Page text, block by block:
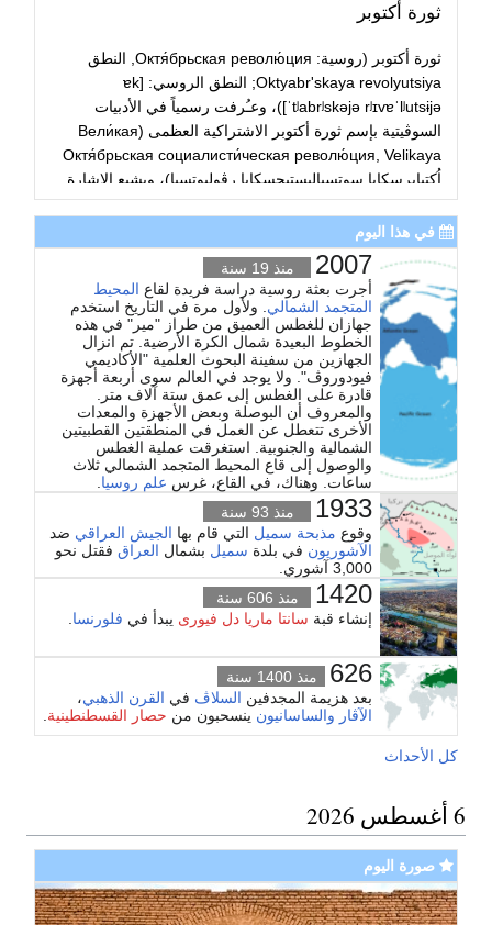
ثورة أكتوبر
ثورة أكتوبر (روسية: Октя́брьская револю́ция, النطق
Oktyabr'skaya revolyutsiya; النطق الروسي: [ɐk
ˈtʲabrʲskəjə rʲɪvɐˈlʲutsɨjə])، وعـُرفت رسمياً في الأدبيات
السوڤيتية بإسم ثورة أكتوبر الاشتراكية العظمى (Вели́кая
Октя́брьская социалисти́ческая револю́ция, Velikaya
اُكتيابرسكايا سوتسياليستيچسكايا رڤوليوتسيا)، ويشيع الاشارة
إليها بإسم أكتوبر الأحمر، أو انتفاضة أكتوبر أو الثورة البلشڤية،
أو الانقلاب البلشڤي كانت المرحلة الثانية من الثورة الروسية
عام 1917 قادها البلاشفة تحت إمرة ڤلاديمير لينين وليون
تروتسكي بناء على أفكار كارل ماركس؛ لإقامة دولة شيوعية
وإسقاط الجمهورية الديموقراطية. وتعد الثورة البلشقية أول
ثورة شيوعية في القرن العشرين. وقد جاءت عقب، واستثمرت
ثورة فبراير من نفس العام، التي أطاحت الأوتوقراطية
القيصرية وأسفرت عن حكومة مؤقتة بعد نقل للسلطة أعلنه
الگراندوق ميخائيل، شقيق القيصر نيقولاي الثاني، الذي رفض
أن يتولى السلطة بعد نزول القيصر عنها. أثناء ذلك الوقت، بدأ
عمال الحضر في تنظيم أنفسهم في مجالس (بالروسية:
سوڤيـِت) حيث انتقد الثوريون الحكومة المؤقتة وأفعالها. بعد
مجلس السوڤيتات، الذي أصبح الهيئة الحاكمة، عقد ثاني
جلساته، فانتخب أعضاء من البلشڤيك والجماعات اليسارية
الأخرى مثل الثوريين الاشتراكيين اليساريين للمناصب الهامة
في الوضع الجديد من العلاقات.
...
في هذا اليوم
2007
منذ 19 سنة
أجرت بعثة روسية دراسة فريدة لقاع المحيط
المتجمد الشمالي . ولأول مرة في التاريخ استخدم
جهازان للغطس العميق من طراز "مير" في هذه
الخطوط البعيدة شمال الكرة الأرضية. تم انزال
الجهازين من سفينة البحوث العلمية "الأكاديمي
فيودوروڤ". ولا يوجد في العالم سوى أربعة أجهزة
قادرة على الغطس إلى عمق ستة آلاف متر.
والمعروف أن البوصلة وبعض الأجهزة والمعدات
الأخرى تتعطل عن العمل في المنطقتين القطبيتين
الشمالية والجنوبية. استغرقت عملية الغطس
والوصول إلى قاع المحيط المتجمد الشمالي ثلاث
ساعات. وهناك، في القاع، غرس علم روسيا
1933
منذ 93 سنة
وقوع مذبحة سميل التي قام بها الجيش العراقي ضد
الآشوريون في بلدة سميل بشمال العراق فقتل نحو
3,000 آشوري.
1420
منذ 606 سنة
إنشاء قبة سانتا ماريا دل فيورى يبدأ في فلورنسا
626
منذ 1400 سنة
بعد هزيمة المجدفين السلاڤ في القرن الذهبي،
الآڤار والساسانيون ينسحبون من حصار القسطنطينية
كل الأحداث
6 أغسطس 2026
صورة اليوم